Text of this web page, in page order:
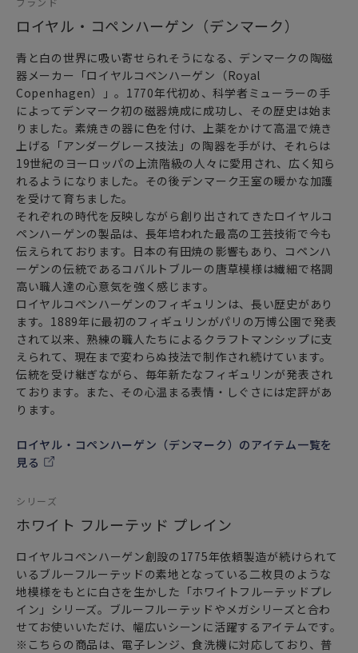
ロイヤル・コペンハーゲン（デンマーク）
青と白の世界に吸い寄せられそうになる、デンマークの陶磁
器メーカー「ロイヤルコペンハーゲン（Royal
Copenhagen）」。1770年代初め、科学者ミューラーの手
によってデンマーク初の磁器焼成に成功し、その歴史は始ま
りました。素焼きの器に色を付け、上薬をかけて高温で焼き
上げる「アンダーグレース技法」の陶器を手がけ、それらは
19世紀のヨーロッパの上流階級の人々に愛用され、広く知ら
れるようになりました。その後デンマーク王室の暖かな加護
を受けて育ちました。
それぞれの時代を反映しながら創り出されてきたロイヤルコ
ペンハーゲンの製品は、長年培われた最高の工芸技術で今も
伝えられております。日本の有田焼の影響もあり、コペンハ
ーゲンの伝統であるコバルトブルーの唐草模様は繊細で格調
高い職人達の心意気を強く感じます。
ロイヤルコペンハーゲンのフィギュリンは、長い歴史があり
ます。1889年に最初のフィギュリンがパリの万博公園で発表
されて以来、熟練の職人たちによるクラフトマンシップに支
えられて、現在まで変わらぬ技法で制作され続けています。
伝統を受け継ぎながら、毎年新たなフィギュリンが発表され
ております。また、その心温まる表情・しぐさには定評があ
ります。
ロイヤル・コペンハーゲン（デンマーク）のアイテム一覧を
見る
シリーズ
ホワイト フルーテッド プレイン
ロイヤルコペンハーゲン創設の1775年依頼製造が続けられて
いるブルーフルーテッドの素地となっている二枚貝のような
地模様をもとに白さを生かした「ホワイトフルーテッドプレ
イン」シリーズ。ブルーフルーテッドやメガシリーズと合わ
せてお使いいただけ、幅広いシーンに活躍するアイテムです。
※こちらの商品は、電子レンジ、食洗機に対応しており、普